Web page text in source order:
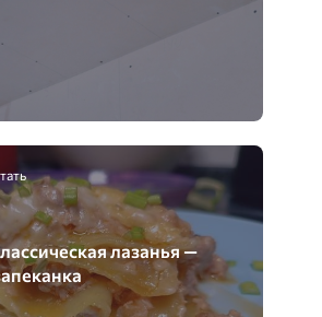
лазанья —